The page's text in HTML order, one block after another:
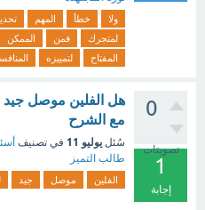
ولا خطأ المهم
لمتجرك
فمن الممكن
المفتاح
لتمييزه
0
تصويتات
1
إجابة
هل الفلين موصل جيد
مع الشرح
سُئل يوليو 11 في تصنيف
طالب التميز
الفلين موصل جيد